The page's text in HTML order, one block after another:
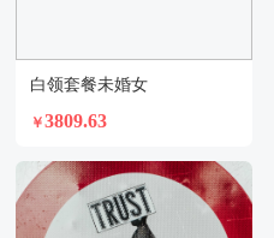
白领套餐未婚女
￥3809.63